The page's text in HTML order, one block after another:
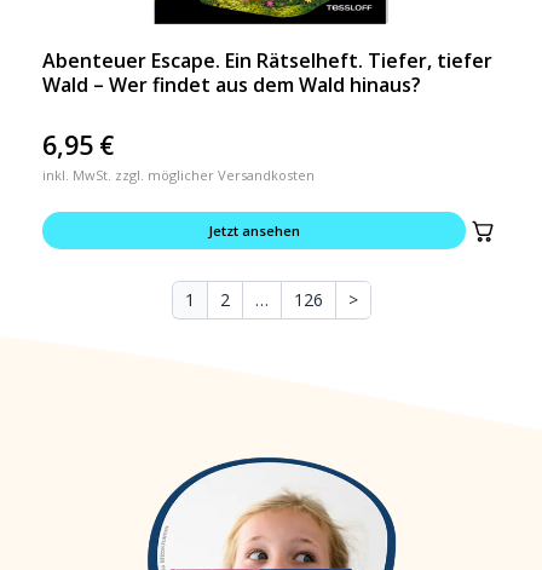
Abenteuer Escape. Ein Rätselheft. Tiefer, tiefer
Wald – Wer findet aus dem Wald hinaus?
6,95 €
inkl. MwSt. zzgl. möglicher Versandkosten
Jetzt ansehen
1 2 … 126 >